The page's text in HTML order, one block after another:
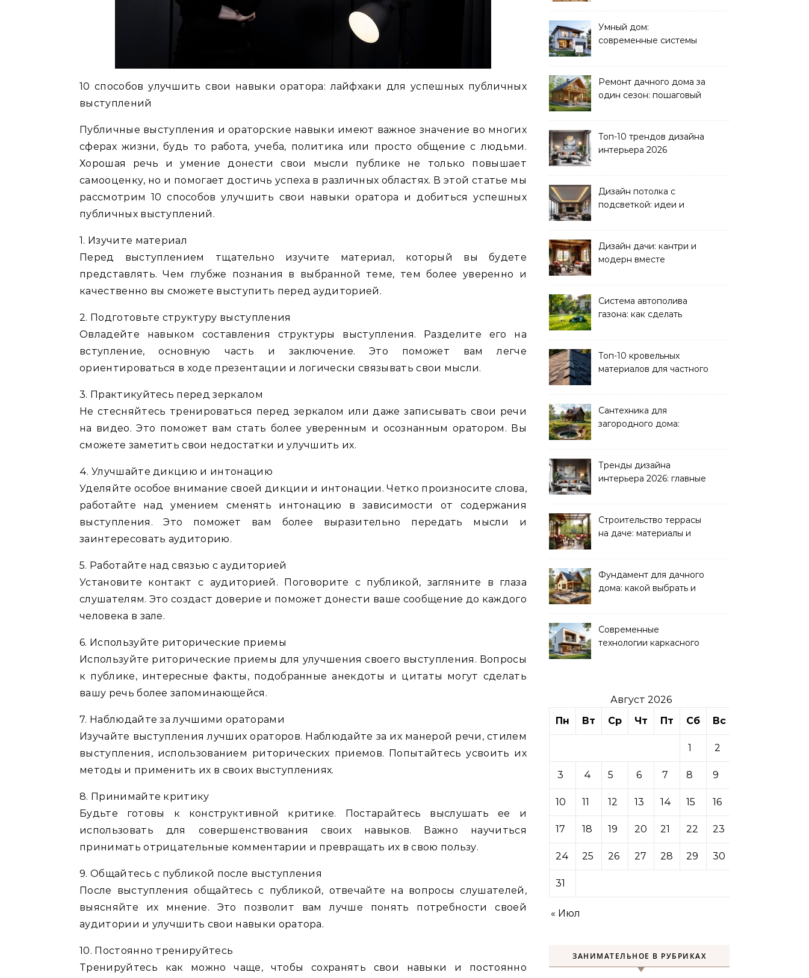
10 способов улучшить свои навыки оратора: лайфхаки для успешных публичных
выступлений
Публичные выступления и ораторские навыки имеют важное значение во многих
сферах жизни, будь то работа, учеба, политика или просто общение с людьми.
Хорошая речь и умение донести свои мысли публике не только повышает
самооценку, но и помогает достичь успеха в различных областях. В этой статье мы
рассмотрим 10 способов улучшить свои навыки оратора и добиться успешных
публичных выступлений.
1. Изучите материал
Перед выступлением тщательно изучите материал, который вы будете
представлять. Чем глубже познания в выбранной теме, тем более уверенно и
качественно вы сможете выступить перед аудиторией.
2. Подготовьте структуру выступления
Овладейте навыком составления структуры выступления. Разделите его на
вступление, основную часть и заключение. Это поможет вам легче
ориентироваться в ходе презентации и логически связывать свои мысли.
3. Практикуйтесь перед зеркалом
Не стесняйтесь тренироваться перед зеркалом или даже записывать свои речи
на видео. Это поможет вам стать более уверенным и осознанным оратором. Вы
сможете заметить свои недостатки и улучшить их.
4. Улучшайте дикцию и интонацию
Уделяйте особое внимание своей дикции и интонации. Четко произносите слова,
работайте над умением сменять интонацию в зависимости от содержания
выступления. Это поможет вам более выразительно передать мысли и
заинтересовать аудиторию.
5. Работайте над связью с аудиторией
Установите контакт с аудиторией. Поговорите с публикой, загляните в глаза
слушателям. Это создаст доверие и поможет донести ваше сообщение до каждого
человека в зале.
6. Используйте риторические приемы
Используйте риторические приемы для улучшения своего выступления. Вопросы
к публике, интересные факты, подобранные анекдоты и цитаты могут сделать
вашу речь более запоминающейся.
7. Наблюдайте за лучшими ораторами
Изучайте выступления лучших ораторов. Наблюдайте за их манерой речи, стилем
выступления, использованием риторических приемов. Попытайтесь усвоить их
методы и применить их в своих выступлениях.
8. Принимайте критику
Будьте готовы к конструктивной критике. Постарайтесь выслушать ее и
использовать для совершенствования своих навыков. Важно научиться
принимать отрицательные комментарии и превращать их в свою пользу.
9. Общайтесь с публикой после выступления
После выступления общайтесь с публикой, отвечайте на вопросы слушателей,
выясняйте их мнение. Это позволит вам лучше понять потребности своей
аудитории и улучшить свои навыки оратора.
10. Постоянно тренируйтесь
Тренируйтесь как можно чаще, чтобы сохранять свои навыки и постоянно
Умный дом:
современные системы
Ремонт дачного дома за
один сезон: пошаговый
Топ-10 трендов дизайна
интерьера 2026
Дизайн потолка с
подсветкой: идеи и
Дизайн дачи: кантри и
модерн вместе
Система автополива
газона: как сделать
Топ-10 кровельных
материалов для частного
Сантехника для
загородного дома:
Тренды дизайна
интерьера 2026: главные
Строительство террасы
на даче: материалы и
Фундамент для дачного
дома: какой выбрать и
Современные
технологии каркасного
Август 2026
Пн
Вт Ср Чт Пт Сб Вс
1 2
3 4 5 6 7 8 9
10 11 12 13 14 15 16
17 18 19 20 21 22 23
24 25 26 27 28 29 30
31
« Июл
ЗАНИМАТЕЛЬНОЕ В РУБРИКАХ